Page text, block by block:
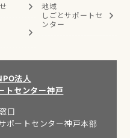
地域
しごとサポートセ
ンター
法人
トセンター神戸
口
ポートセンター神戸本部